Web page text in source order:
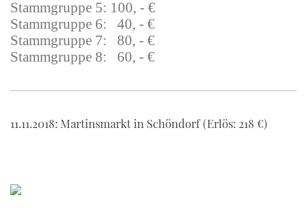
Stammgruppe 5: 100, - €
Stammgruppe 6: 40, - €
Stammgruppe 7: 80, - €
Stammgruppe 8: 60, - €
11.11.2018: Martinsmarkt in Schöndorf (Erlös: 218 €)